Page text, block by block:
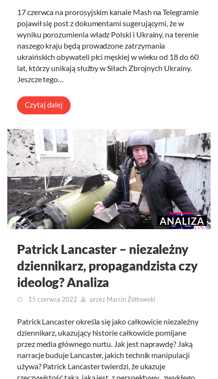
17 czerwca na prorosyjskim kanale Mash na Telegramie
pojawił się post z dokumentami sugerującymi, że w
wyniku porozumienia władz Polski i Ukrainy, na terenie
naszego kraju będą prowadzone zatrzymania
ukraińskich obywateli płci męskiej w wieku od 18 do 60
lat, którzy unikają służby w Siłach Zbrojnych Ukrainy.
Jeszcze tego…
Czytaj dalej
ANALIZA
Patrick Lancaster – niezależny
dziennikarz, propagandzista czy
ideolog? Analiza
15 czerwca 2022 przez Marcin Żółtowski
Patrick Lancaster określa się jako całkowicie niezależny
dziennikarz, ukazujący historie całkowicie pomijane
przez media głównego nurtu. Jak jest naprawdę? Jaką
narracje buduje Lancaster, jakich technik manipulacji
używa? Patrick Lancaster twierdzi, że ukazuje